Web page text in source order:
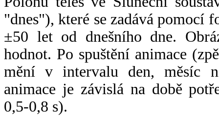
"dnes"), které se zadává pomocí
±50 let od dnešního dne.
hodnot. Po spuštění animace
mění v intervalu den, měsíc
animace je závislá na době
0,5-0,8 s).